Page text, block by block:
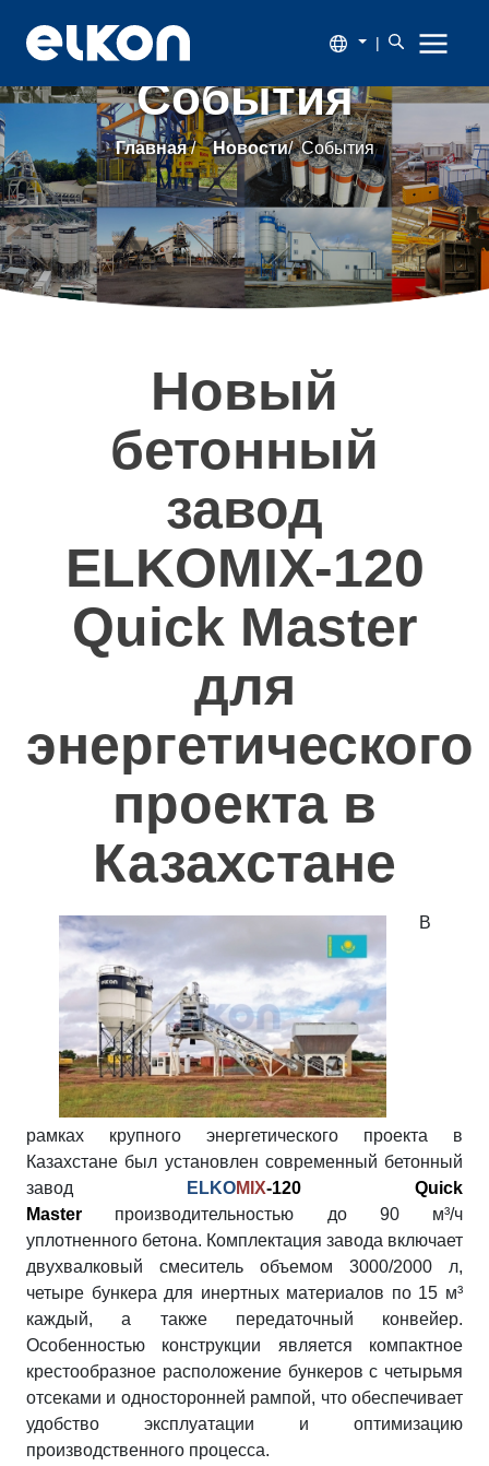
|
О
компании
Продукция
Новости
заказчики
Контакты
События
Главная/ Новости/ События
Новый
бетонный
завод
ELKOMIX-120
Quick Master
для
энергетического
проекта в
Казахстане
В
рамках крупного энергетического проекта в
Казахстане был установлен современный бетонный
завод
ELKOMIX-120 Quick
Master производительностью до 90 м³/ч
уплотненного бетона. Комплектация завода включает
двухвалковый смеситель объемом 3000/2000 л,
четыре бункера для инертных материалов по 15 м³
каждый, а также передаточный конвейер.
Особенностью конструкции является компактное
крестообразное расположение бункеров с четырьмя
отсеками и односторонней рампой, что обеспечивает
удобство эксплуатации и оптимизацию
производственного процесса.